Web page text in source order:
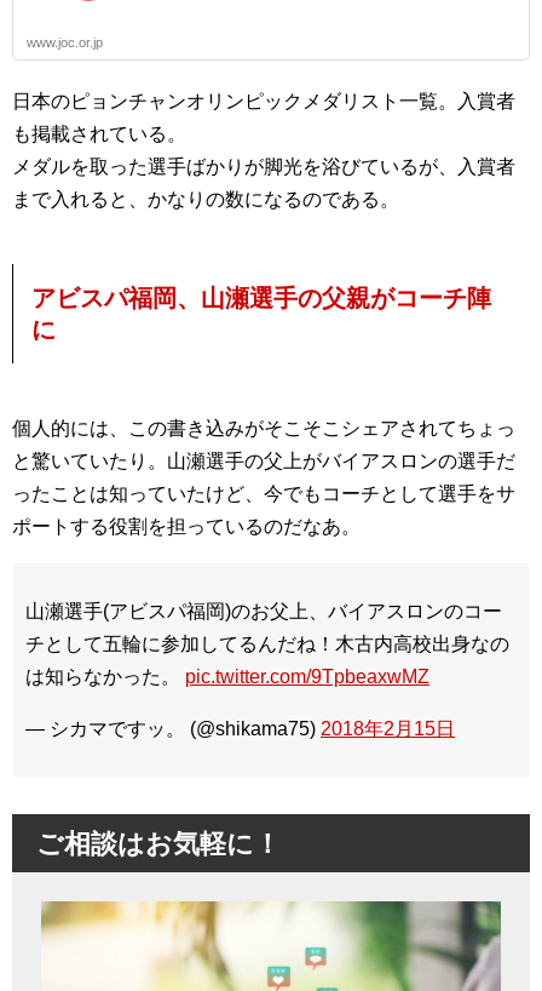
www.joc.or.jp
日本のピョンチャンオリンピックメダリスト一覧。入賞者
も掲載されている。
メダルを取った選手ばかりが脚光を浴びているが、入賞者
まで入れると、かなりの数になるのである。
アビスパ福岡、山瀬選手の父親がコーチ陣
に
個人的には、この書き込みがそこそこシェアされてちょっ
と驚いていたり。山瀬選手の父上がバイアスロンの選手だ
ったことは知っていたけど、今でもコーチとして選手をサ
ポートする役割を担っているのだなあ。
山瀬選手(アビスパ福岡)のお父上、バイアスロンのコー
チとして五輪に参加してるんだね！木古内高校出身なの
は知らなかった。 pic.twitter.com/9TpbeaxwMZ
— シカマですッ。 (@shikama75) 2018年2月15日
ご相談はお気軽に！